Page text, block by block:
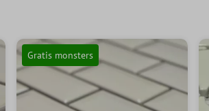
Gratis monsters